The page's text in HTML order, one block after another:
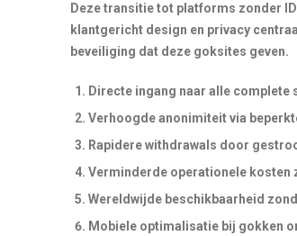
Deze transitie tot platforms zonder
klantgericht design en privacy
beveiliging dat deze goksites geven.
Directe ingang naar alle
Verhoogde anonimiteit via
Rapidere withdrawals door
Verminderde operationele kosten
Wereldwijde beschikbaarheid
Mobiele optimalisatie bij gokken